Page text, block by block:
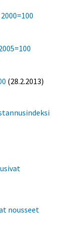
(28.2.2013)
nousseet